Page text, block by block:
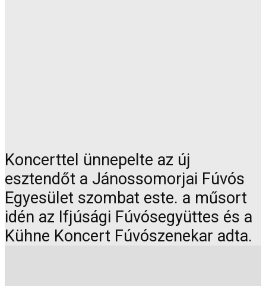
Koncerttel ünnepelte az új
esztendőt a Jánossomorjai Fúvós
Egyesület szombat este. a műsort
idén az Ifjúsági Fúvósegyüttes és a
Kühne Koncert Fúvószenekar adta.